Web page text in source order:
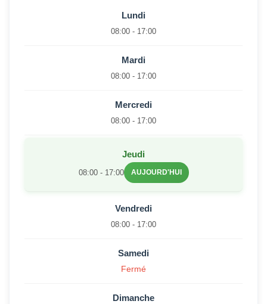
Lundi
08:00 - 17:00
Mardi
08:00 - 17:00
Mercredi
08:00 - 17:00
Jeudi
08:00 - 17:00 AUJOURD'HUI
Vendredi
08:00 - 17:00
Samedi
Fermé
Dimanche